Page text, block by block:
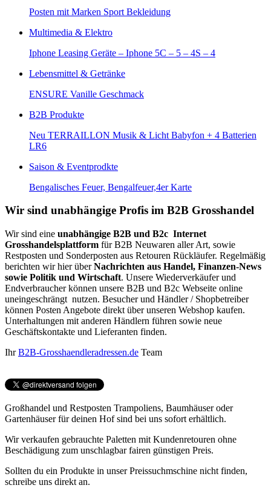
Posten mit Marken Sport Bekleidung
Multimedia & Elektro
Iphone Leasing Geräte – Iphone 5C – 5 – 4S – 4
Lebensmittel & Getränke
ENSURE Vanille Geschmack
B2B Produkte
Neu TERRAILLON Musik & Licht Babyfon + 4 Batterien
LR6
Saison & Eventprodkte
Bengalisches Feuer, Bengalfeuer,4er Karte
Wir sind unabhängige Profis im B2B Grosshandel
Wir sind eine unabhängige B2B und B2c Internet
Grosshandelsplattform für B2B Neuwaren aller Art, sowie
Restposten und Sonderposten aus Retouren Rückläufer. Regelmäßig
berichten wir hier überNachrichten aus Handel, Finanzen-News
sowie Politik und Wirtschaft. Unsere Wiederverkäufer und
Endverbraucher können unsere B2B und B2c Webseite online
uneingeschrängt nutzen. Besucher und Händler / Shopbetreiber
können Posten Angebote direkt über unseren Webshop kaufen.
Unterhaltungen mit anderen Händlern führen sowie neue
Geschäftskontakte und Lieferanten finden.
IhrB2B-Grosshaendleradressen.de Team
Großhandel und Restposten Trampoliens, Baumhäuser oder
Gartenhäuser für deinen Hof sind bei uns sofort erhältlich.
Wir verkaufen gebrauchte Paletten mit Kundenretouren ohne
Beschädigung zum unschlagbar fairen günstigen Preis.
Sollten du ein Produkte in unser Preissuchmschine nicht finden,
schreibe uns direkt an.